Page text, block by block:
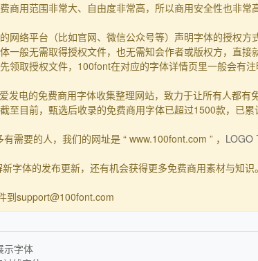
商用范围非常大、自由度非常高，所以商用安全性也非常
网络平台（比如官网、微信公众号等）声明字体的授权
一般无需取得授权文件，也无需知会作者或版权方，直
领取授权文件，100font在对应的字体详情页里一般会有
发电的免费商用字体收集整理网站，致力于让所有人都
至目前，甄选后收录的免费商用字体已超过1500款，已累
需要的人，我们的网址是 “ www.100font.com ” ， LOGO
字体的发布更新，还有机会获得更多免费商用素材与知识。
到support@100font.com
示字体